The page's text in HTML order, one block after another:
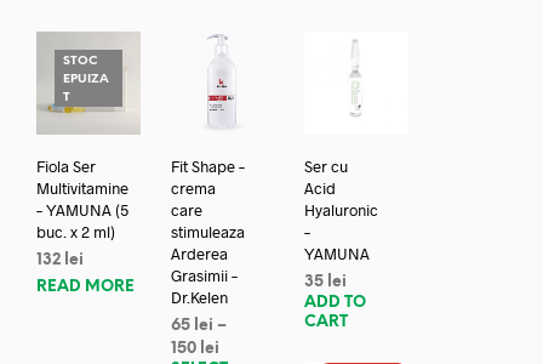
STOC
EPUIZA
T
Fiola Ser
Multivitamine
– YAMUNA (5
buc. x 2 ml)
132 lei
READ MORE
Fit Shape –
crema
care
stimuleaza
Arderea
Grasimii –
Dr.Kelen
65 lei –
150 lei
Ser cu
Acid
Hyaluronic
–
YAMUNA
35 lei
ADD TO
CART